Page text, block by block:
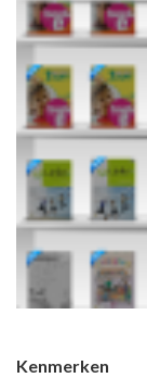
Kenmerken